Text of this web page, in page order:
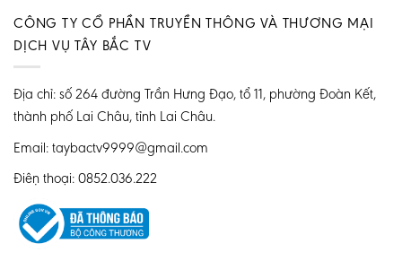
CÔNG TY CỔ PHẦN TRUYỀN THÔNG VÀ THƯƠNG MẠI
DỊCH VỤ TÂY BẮC TV
Địa chỉ: số 264 đường Trần Hưng Đạo, tổ 11, phường Đoàn Kết,
thành phố Lai Châu, tỉnh Lai Châu.
Email: taybactv9999@gmail.com
Điện thoại: 0852.036.222